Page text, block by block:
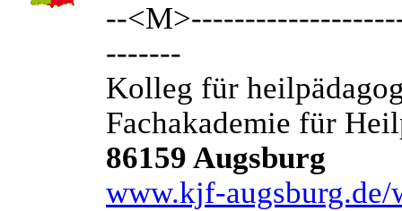
--
-------
Kolleg für
Fachakademie für
86159 Augsburg
www.kjf-